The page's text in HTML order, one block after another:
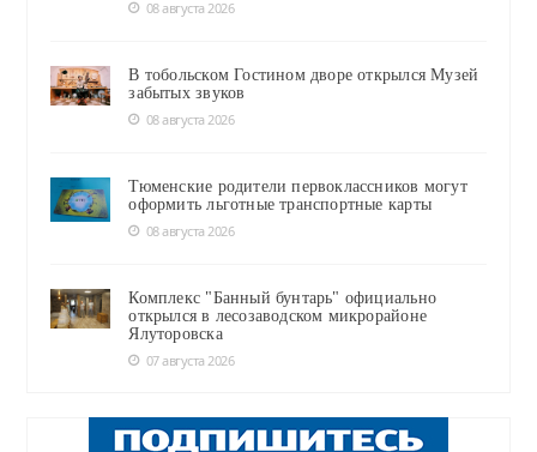
08 августа 2026
В тобольском Гостином дворе открылся Музей
забытых звуков
08 августа 2026
Тюменские родители первоклассников могут
оформить льготные транспортные карты
08 августа 2026
Комплекс "Банный бунтарь" официально
открылся в лесозаводском микрорайоне
Ялуторовска
07 августа 2026